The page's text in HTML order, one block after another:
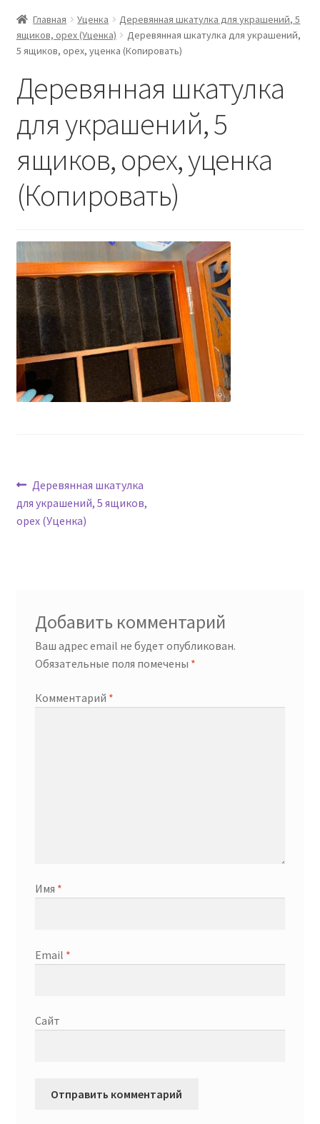
Главная Уценка
Деревянная шкатулка для украшений, 5
ящиков, орех (Уценка)
Деревянная шкатулка для украшений,
5 ящиков, орех, уценка (Копировать)
Деревянная шкатулка
для украшений, 5
ящиков, орех, уценка
(Копировать)
Навигация
по
Предыдущая
запись:
Деревянная шкатулка
для украшений, 5 ящиков,
орех (Уценка)
Добавить комментарий
Ваш адрес email не будет опубликован.
Обязательные поля помечены *
Комментарий *
Имя *
Email *
Сайт